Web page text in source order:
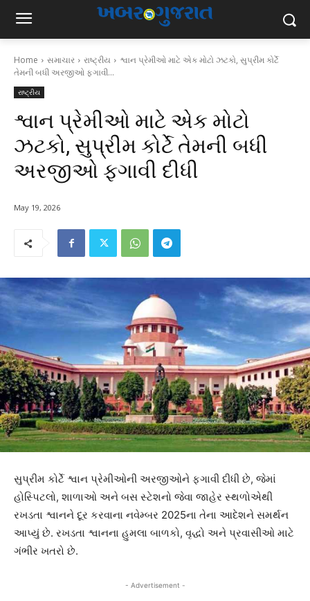
Home સમાચાર રાષ્ટ્રીય
શ્વાન પ્રેમીઓ માટે એક મોટો ઝટકો, સુપ્રીમ કોર્ટે
તેમની બધી અરજીઓ ફગાવી...
રાષ્ટ્રીય
શ્વાન પ્રેમીઓ માટે એક મોટો
ઝટકો, સુપ્રીમ કોર્ટે તેમની બધી
અરજીઓ ફગાવી દીધી
May 19, 2026
સુપ્રીમ કોર્ટે શ્વાન પ્રેમીઓની અરજીઓને ફગાવી દીધી છે, જેમાં
હોસ્પિટલો, શાળાઓ અને બસ સ્ટેશનો જેવા જાહેર સ્થળોએથી
રખડતા શ્વાનને દૂર કરવાના નવેમ્બર 2025ના તેના આદેશને સમર્થન
આપ્યું છે. રખડતા શ્વાનના હુમલા બાળકો, વૃદ્ધો અને પ્રવાસીઓ માટે
ગંભીર ખતરો છે.
- Advertisement -